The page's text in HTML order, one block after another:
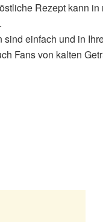
Rezept kann
sind einfach und in
Fans von kalten